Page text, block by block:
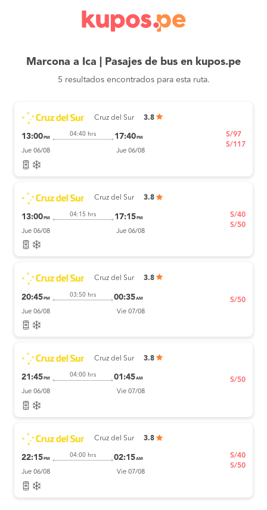
Marcona a Ica | Pasajes de bus en kupos.pe
5 resultados encontrados para esta ruta.
Cruz del Sur 3.8
13:00 PM
04:40 hrs 17:40 PM
Jue 06/08 Jue 06/08
S/97
S/117
Cruz del Sur 3.8
13:00 PM
04:15 hrs 17:15 PM
Jue 06/08 Jue 06/08
S/40
S/50
Cruz del Sur 3.8
20:45 PM
03:50 hrs 00:35AM
Jue 06/08 Vie 07/08
S/50
Cruz del Sur 3.8
21:45PM
04:00 hrs 01:45AM
Jue 06/08 Vie 07/08
S/50
Cruz del Sur 3.8
22:15 PM
04:00 hrs 02:15AM
Jue 06/08 Vie 07/08
S/40
S/50